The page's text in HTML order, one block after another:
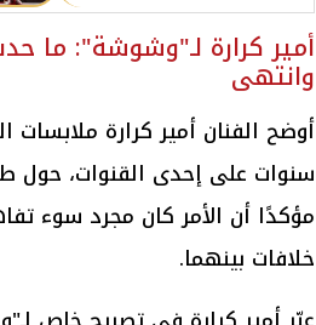
أمير كرارة لـ"وشوشة": ما
وانتهى
أوضح الفنان أمير كرارة
سنوات على إحدى القنوات، حول
مؤكدًا أن الأمر كان مجرد سوء
خلافات بينهما.